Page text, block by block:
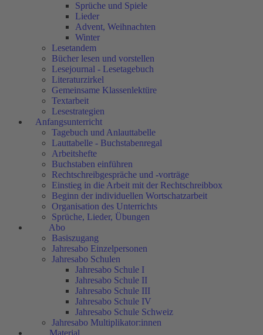
Sprüche und Spiele
Lieder
Advent, Weihnachten
Winter
Lesetandem
Bücher lesen und vorstellen
Lesejournal - Lesetagebuch
Literaturzirkel
Gemeinsame Klassenlektüre
Textarbeit
Lesestrategien
Anfangsunterricht
Tagebuch und Anlauttabelle
Lauttabelle - Buchstabenregal
Arbeitshefte
Buchstaben einführen
Rechtschreibgespräche und -vorträge
Einstieg in die Arbeit mit der Rechtschreibbox
Beginn der individuellen Wortschatzarbeit
Organisation des Unterrichts
Sprüche, Lieder, Übungen
Abo
Basiszugang
Jahresabo Einzelpersonen
Jahresabo Schulen
Jahresabo Schule I
Jahresabo Schule II
Jahresabo Schule III
Jahresabo Schule IV
Jahresabo Schule Schweiz
Jahresabo Multiplikator:innen
Material